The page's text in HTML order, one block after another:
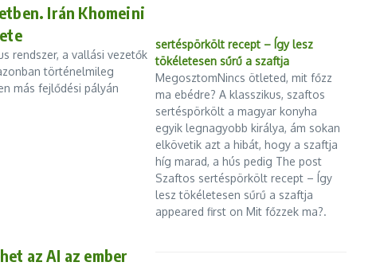
Irán Khomeini
rendszer, a vallási vezetők
történelmileg
más fejlődési pályán
az AI az ember
sertéspörkölt recept – Így lesz
tökéletesen sűrű a szaftja
MegosztomNincs ötleted, mit főzz
ma ebédre? A klasszikus, szaftos
sertéspörkölt a magyar konyha
egyik legnagyobb királya, ám sokan
elkövetik azt a hibát, hogy a szaftja
híg marad, a hús pedig The post
Szaftos sertéspörkölt recept – Így
lesz tökéletesen sűrű a szaftja
appeared first on Mit főzzek ma?.